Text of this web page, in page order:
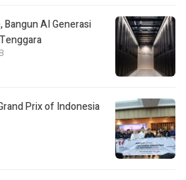
AI Generasi
Prix of Indonesia